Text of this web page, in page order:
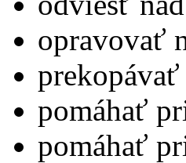
opravovať
pomáhať
pomáhať